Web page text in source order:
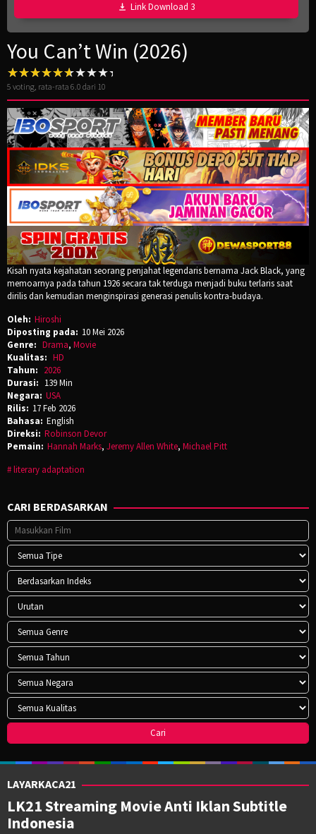
Link Download 3
You Can’t Win (2026)
5 voting, rata-rata 6.0 dari 10
Kisah nyata kejahatan seorang penjahat legendaris bernama Jack Black, yang
memoarnya pada tahun 1926 secara tak terduga menjadi buku terlaris saat
dirilis dan kemudian menginspirasi generasi penulis kontra-budaya.
Oleh: Hiroshi
Diposting pada: 10 Mei 2026
Genre: Drama, Movie
Kualitas: HD
Tahun: 2026
Durasi: 139 Min
Negara: USA
Rilis: 17 Feb 2026
Bahasa: English
Direksi: Robinson Devor
Pemain: Hannah Marks, Jeremy Allen White, Michael Pitt
literary adaptation
CARI BERDASARKAN
LAYARKACA21
LK21 Streaming Movie Anti Iklan Subtitle
Indonesia